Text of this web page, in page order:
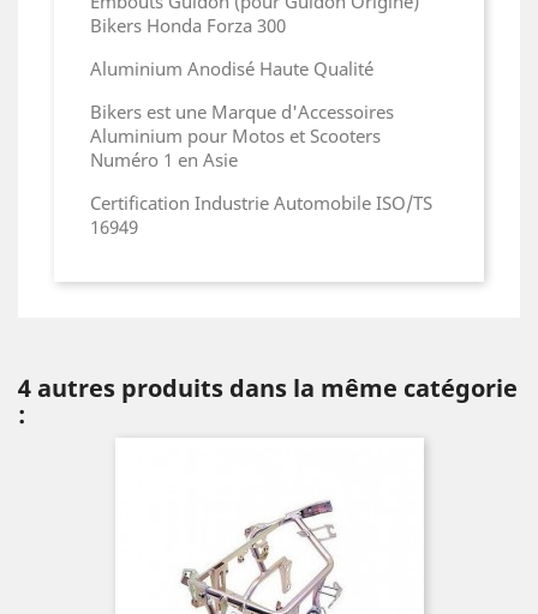
Bikers Honda Forza 300
Aluminium Anodisé Haute Qualité
Bikers est une Marque d'Accessoires
Aluminium pour Motos et Scooters
Numéro 1 en Asie
Certification Industrie Automobile ISO/TS
16949
4 autres produits dans la même catégorie
: